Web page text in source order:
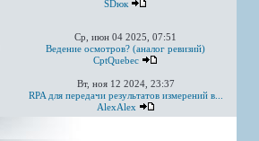
SDюк
Ср, июн 04 2025, 07:51
Ведение осмотров? (аналог ревизий)
CptQuebec
Вт, ноя 12 2024, 23:37
RPA для передачи результатов измерений в...
AlexAlex